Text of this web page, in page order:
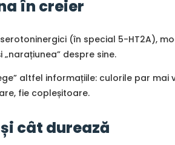
în creier
(în special 5-HT2A),
despre sine.
altfel informațiile: culorile par mai
fie copleșitoare.
cât durează